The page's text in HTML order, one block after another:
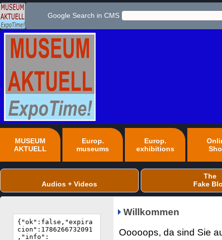
Google Search in CMS
MUSEUM
AKTUELL
Europ.
museums
Europ.
exhibitions
Audios + Videos
The
Fake
Willkommen
Ooooops, da sind Sie